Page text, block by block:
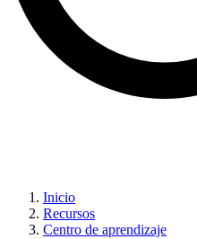
Inicio
Recursos
Centro de aprendizaje